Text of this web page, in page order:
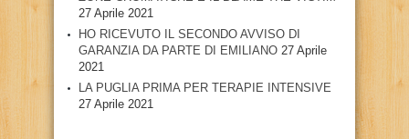
27 Aprile 2021
HO RICEVUTO IL SECONDO AVVISO DI
GARANZIA DA PARTE DI EMILIANO 27 Aprile
2021
LA PUGLIA PRIMA PER TERAPIE INTENSIVE
27 Aprile 2021